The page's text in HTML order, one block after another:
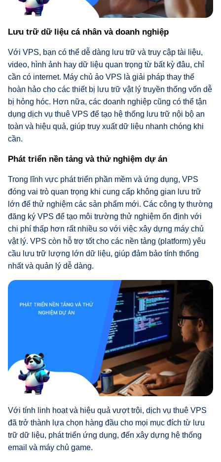
Lưu trữ dữ liệu cá nhân và doanh nghiệp
Với VPS, bạn có thể dễ dàng lưu trữ và truy cập tài liệu,
video, hình ảnh hay dữ liệu quan trọng từ bất kỳ đâu, chỉ
cần có internet. Máy chủ ảo VPS là giải pháp thay thế
hoàn hảo cho các thiết bị lưu trữ vật lý truyền thống vốn dễ
bị hỏng hóc. Hơn nữa, các doanh nghiệp cũng có thể tận
dụng dịch vụ thuê VPS để tạo hệ thống lưu trữ nội bộ an
toàn và hiệu quả, giúp truy xuất dữ liệu nhanh chóng khi
cần.
Phát triển nền tảng và thử nghiệm dự án
Trong lĩnh vực phát triển phần mềm và ứng dụng, VPS
đóng vai trò quan trọng khi cung cấp không gian lưu trữ
lớn để thử nghiệm các sản phẩm mới. Các công ty thường
đăng ký VPS để tạo môi trường thử nghiệm ổn định với
chi phí thấp hơn rất nhiều so với việc xây dựng máy chủ
vật lý. VPS còn hỗ trợ tốt cho các nền tảng (platform) yêu
cầu lưu trữ lượng lớn dữ liệu, giúp đảm bảo tính thống
nhất và quản lý dễ dàng.
Với tính linh hoạt và hiệu quả vượt trội, dịch vụ thuê VPS
đã trở thành lựa chọn hàng đầu cho mọi mục đích từ lưu
trữ dữ liệu, phát triển ứng dụng, đến xây dựng hệ thống
email và máy chủ game.